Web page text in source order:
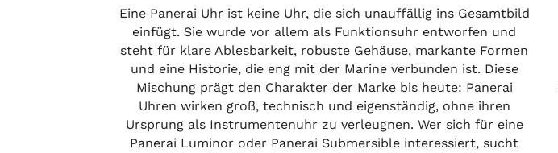
Eine Panerai Uhr ist keine Uhr, die sich unauffällig ins Gesamtbild
einfügt. Sie wurde vor allem als Funktionsuhr entworfen und
steht für klare Ablesbarkeit, robuste Gehäuse, markante Formen
und eine Historie, die eng mit der Marine verbunden ist. Diese
Mischung prägt den Charakter der Marke bis heute: Panerai
Uhren wirken groß, technisch und eigenständig, ohne ihren
Ursprung als Instrumentenuhr zu verleugnen. Wer sich für eine
Panerai Luminor oder Panerai Submersible interessiert, sucht